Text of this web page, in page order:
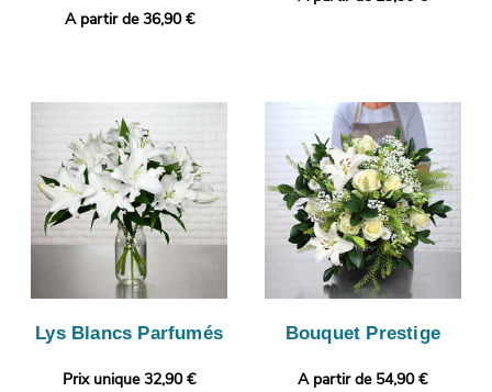
A partir de 36,90 €
Lys Blancs Parfumés
Prix unique 32,90 €
Bouquet Prestige
A partir de 54,90 €